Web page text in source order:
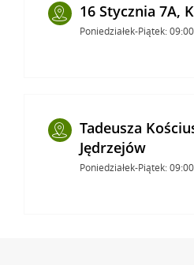
16 Stycznia 7A,
Poniedziałek-Piątek:
Tadeusza
Jędrzejów
Poniedziałek-Piątek: